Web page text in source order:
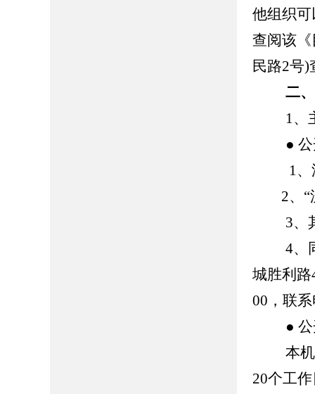
他组织可
查阅该
民路2号)
二
1、主
● 公
1、沂
2、“沂
3、其
4、同
城胜利
00，联
● 公
本机关
20个工